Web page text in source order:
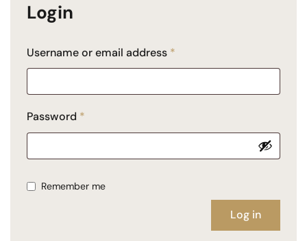
Login
Username or email address *
Password *
Remember me
Log in